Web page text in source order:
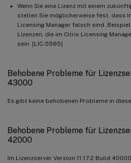
Wenn Sie eine Lizenz mit einem
stellen Sie möglicherweise fest, dass
Licensing Manager falsch sind.
Lizenzen, die im Citrix Licensing
sein. [LIC-5565]
Behobene Probleme für
43000
Es gibt keine behobenen Probleme in
Behobene Probleme für
42000
Im Lizenzserver Version 11.17.2 Build